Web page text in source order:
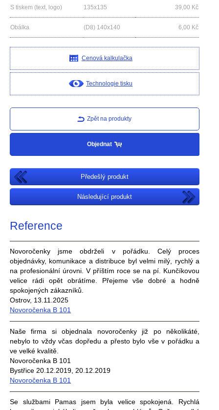
S tiskem (text, logo) 135x135 39,00 Kč
Obálka (D8) 140x140 6,00 Kč
Cenová kalkulačka
Technologie tisku
Zpět na produkty
Objednat
Předešlý produkt
Následující produkt
Reference
Novoročenky jsme obdrželi v pořádku. Celý proces
objednávky, komunikace a distribuce byl velmi milý, rychlý a
na profesionální úrovni. V příštím roce se na pí. Kunčíkovou
velice rádi opět obrátíme. Přejeme vše dobré a hodně
spokojených zákazníků.
Ostrov, 13.11.2025
Novoročenka B 101
Naše firma si objednala novoročenky již po několikáté,
nebylo to vždy včas dopředu a přesto bylo vše v pořádku a
ve velké kvalitě.
Novoročenka B 101
Bystřice 20.12.2019, 20.12.2019
Novoročenka B 101
Se službami Pamas jsem byla velice spokojená. Rychlá